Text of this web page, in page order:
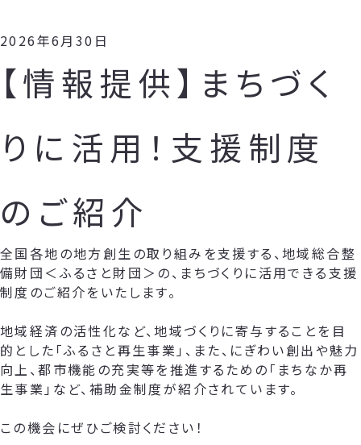
2026年6月30日
【情報提供】まちづく
りに活用！支援制度
のご紹介
全国各地の地方創生の取り組みを支援する、地域総合整
備財団＜ふるさと財団＞の、まちづくりに活用できる支援
制度のご紹介をいたします。
地域経済の活性化など、地域づくりに寄与することを目
的とした「ふるさと再生事業」、また、にぎわい創出や魅力
向上、都市機能の充実等を推進するための「まちなか再
生事業」など、補助金制度が紹介されています。
この機会にぜひご検討ください！